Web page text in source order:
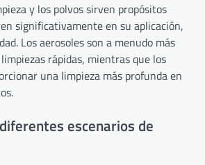
y los polvos sirven propósitos
significativamente en su aplicación,
Los aerosoles son a menudo más
rápidas, mientras que los
una limpieza más profunda en
escenarios de